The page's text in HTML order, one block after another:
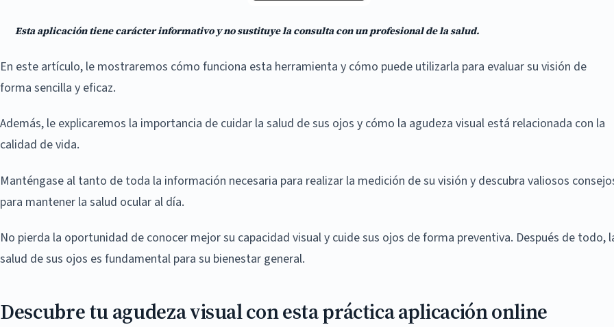
Esta aplicación tiene carácter informativo y no sustituye la consulta con un profesional de la salud.
En este artículo, le mostraremos cómo funciona esta herramienta y cómo puede utilizarla para evaluar su visión de
forma sencilla y eficaz.
Además, le explicaremos la importancia de cuidar la salud de sus ojos y cómo la agudeza visual está relacionada con la
calidad de vida.
Manténgase al tanto de toda la información necesaria para realizar la medición de su visión y descubra valiosos
para mantener la salud ocular al día.
No pierda la oportunidad de conocer mejor su capacidad visual y cuide sus ojos de forma preventiva. Después de todo,
salud de sus ojos es fundamental para su bienestar general.
Descubre tu agudeza visual con esta práctica aplicación online